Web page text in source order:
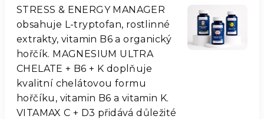
STRESS & ENERGY MANAGER
obsahuje L-tryptofan, rostlinné
extrakty, vitamin B6 a organický
hořčík. MAGNESIUM ULTRA
CHELATE + B6 + K doplňuje
kvalitní chelátovou formu
hořčíku, vitamin B6 a vitamin K.
VITAMAX C + D3 přidává důležité